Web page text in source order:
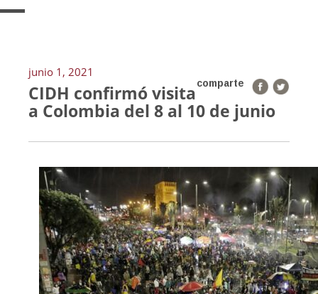
junio 1, 2021
comparte
CIDH confirmó visita
a Colombia del 8 al 10 de junio